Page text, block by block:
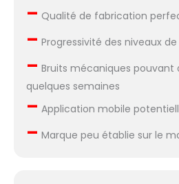
– Qualité de fabrication
– Progressivité des niveaux
– Bruits mécaniques pouvant
quelques semaines
– Application mobile
– Marque peu établie sur le